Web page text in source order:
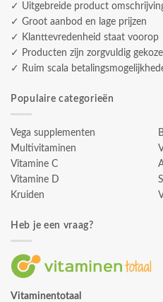
✓ Uitgebreide product
✓ Groot aanbod en lage prijzen
✓ Klanttevredenheid staat voorop
✓ Producten zijn zorgvuldig
✓ Ruim scala
Populaire categorieën
Vega supplementen
Multivitaminen
Vitamine C
Vitamine D
Kruiden
Heb je een vraag?
Vitaminentotaal